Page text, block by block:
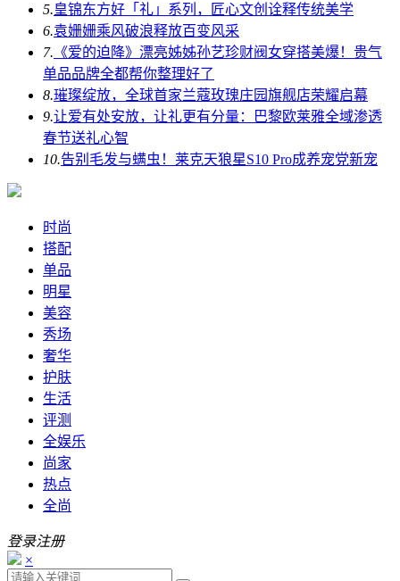
5.皇锦东方好「礼」系列，匠心文创诠释传统美学
6.袁姗姗乘风破浪释放百变风采
7. 《爱的迫降》漂亮姊姊孙艺珍财阀女穿搭美爆！贵气
单品品牌全都帮你整理好了
8.璀璨绽放，全球首家兰蔻玫瑰庄园旗舰店荣耀启幕
9.让爱有处安放，让礼更有分量：巴黎欧莱雅全域渗透
春节送礼心智
10.告别毛发与螨虫！莱克天狼星S10 Pro成养宠党新宠
时尚
搭配
单品
明星
美容
秀场
奢华
护肤
生活
评测
全娱乐
尚家
热点
全尚
登录注册
×